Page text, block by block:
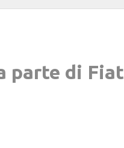
parte di Fiat